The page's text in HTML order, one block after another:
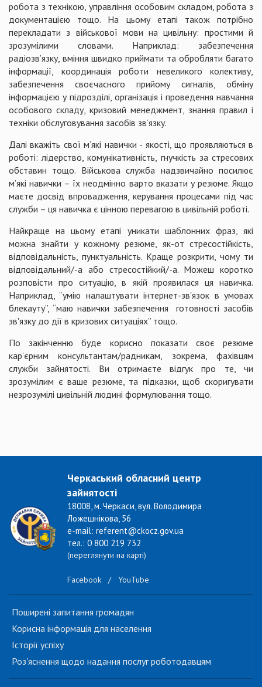
робота з технікою, управління особовим складом, робота з
документацією тощо. На цьому етапі також потрібно
перекладати з військової мови на цивільну: простими й
зрозумілими словами. Наприклад: забезпечення
радіозв’язку, вміння швидко приймати та обробляти багато
інформації, координація роботи невеликого колективу,
забезпечення своєчасного прийому сигналів, обміну
інформацією у підрозділі, організація і проведення навчання
особового складу, кризовий менеджмент, знання правил і
техніки обслуговування засобів зв’язку.
Далі вкажіть свої м’які навички - якості, що проявляються в
роботі: лідерство, комунікативність, гнучкість за стресових
обставин тощо. Військова служба надзвичайно посилює
м’які навички – їх неодмінно варто вказати у резюме. Якщо
маєте досвід впровадження, керування процесами під час
служби – ця навичка є цінною перевагою в цивільній роботі.
Найкраще на цьому етапі уникати шаблонних фраз, які
можна знайти у кожному резюме, як-от стресостійкість,
відповідальність, пунктуальність. Краще розкрити, чому ти
відповідальний/-а або стресостійкий/-а. Можеш коротко
розповісти про ситуацію, в якій проявилася ця навичка.
Наприклад, “умію налаштувати інтернет-зв'язок в умовах
блекауту”, “маю навички забезпечення готовності засобів
зв'язку до дії в кризових ситуаціях” тощо.
По закінченню буде корисно показати своє резюме
кар’єрним консультантам/радникам, зокрема, фахівцям
служби зайнятості. Ви отримаєте відгук про те, чи
зрозумілим є ваше резюме, та підказки, щоб скоригувати
незрозумілі цивільній людині формулювання тощо.
Черкаський обласний центр
зайнятості
18008, м. Черкаси, вул. Володимира
Ложешнікова, 56
e-mail: referent@ckocz.gov.ua
тел.: 0 800 219 732
(переглянути на карті)
Facebook / YouTube
Поширені запитання громадян
Корисна інформація для населення
Історії успіху
Роз'яснення щодо надання послуг роботодавцям